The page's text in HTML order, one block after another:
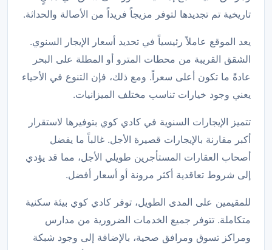
تاريخية تم تجديدها لتوفر مزيجاً فريداً من الأصالة والحداثة.
يعد الموقع عاملاً رئيسياً في تحديد أسعار الإيجار السنوي.
الشقق القريبة من محطات المترو أو المطلة على البحر
عادةً ما تكون أعلى سعراً. ومع ذلك، فإن التنوع في الأحياء
يعني وجود خيارات تناسب مختلف الميزانيات.
تتميز الإيجارات السنوية في كادي كوي بتوفيرها لاستقرار
أكبر مقارنة بالإيجارات قصيرة الأجل. غالباً ما يفضل
أصحاب العقارات المستأجرين طويلي الأجل، مما قد يؤدي
إلى شروط تعاقدية أكثر مرونة أو أسعار أفضل.
للمقيمين على المدى الطويل، توفر كادي كوي بيئة سكنية
متكاملة. تتوفر جميع الخدمات الضرورية من مدارس
ومراكز تسوق ومرافق صحية، بالإضافة إلى وجود شبكة